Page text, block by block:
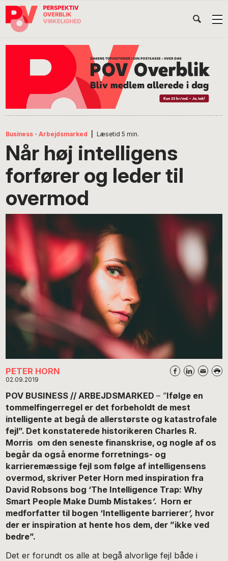
Gå
direkte
Skip
indhold
Gå
direkte
Business · Arbejdsmarked Læsetid 5 min.
Når høj intelligens
forfører og leder til
overmod
PETER HORN
02.09.2019
POV BUSINESS // ARBEJDSMARKED– ”Ifølge en
tommelfingerregel er det forbeholdt de mest
intelligente at begå de allerstørste og katastrofale
fejl”. Det konstaterede historikeren Charles R.
Morris om den seneste finanskrise, og nogle af os
begår da også enorme forretnings- og
karrieremæssige fejl som følge af intelligensens
overmod, skriver Peter Horn med inspiration fra
David Robsons bog ‘The Intelligence Trap: Why
Smart People Make Dumb Mistakes‘. Horn er
medforfatter til bogen ‘Intelligente barrierer‘, hvor
der er inspiration at hente hos dem, der ”ikke ved
bedre”.
Det er forundt os alle at begå alvorlige fejl både i